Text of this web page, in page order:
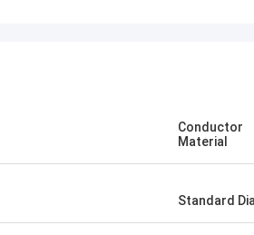
Conductor
Material
Standard